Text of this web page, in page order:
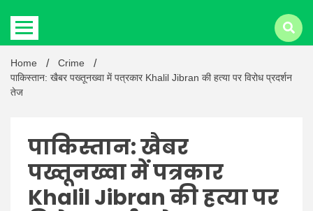
Latest
Hindi
Home
Crime
पाकिस्तान: खैबर पख्तूनख्वा में पत्रकार Khalil Jibran की हत्या पर विरोध प्रदर्शन
तेज
पाकिस्तान: खैबर
पख्तूनख्वा में पत्रकार
Khalil Jibran की हत्या पर